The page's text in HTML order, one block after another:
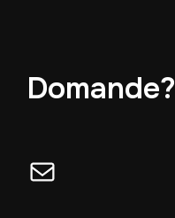
Domande?
Email